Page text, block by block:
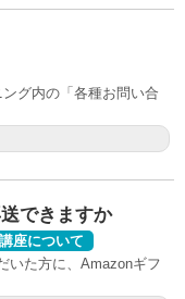
グ内の「各種お問い合
できますか
講座について
いた方に、Amazonギフ